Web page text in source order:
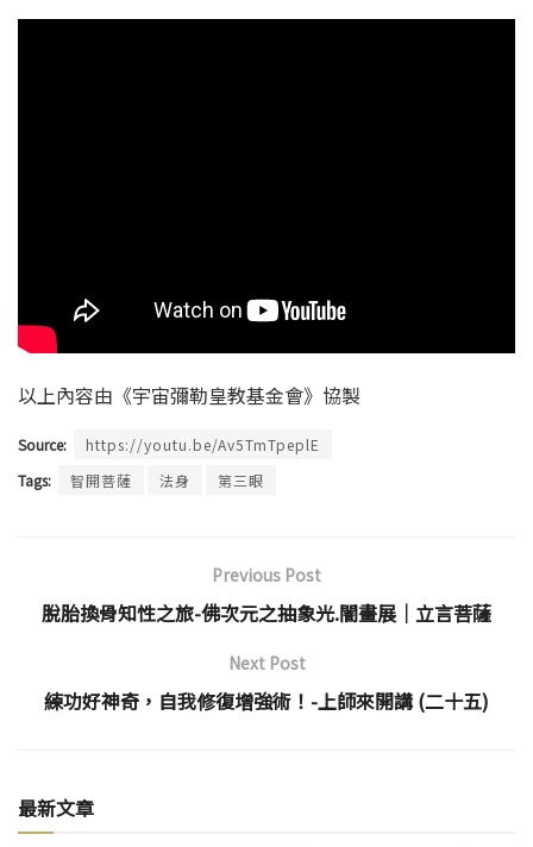
以上內容由《宇宙彌勒皇教基金會》協製
Source:
https://youtu.be/Av5TmTpeplE
Tags:
智開菩薩 法身 第三眼
Previous Post
脫胎換骨知性之旅-佛次元之抽象光.闇畫展│立言菩薩
Next Post
練功好神奇，自我修復增強術！-上師來開講 (二十五)
最新文章